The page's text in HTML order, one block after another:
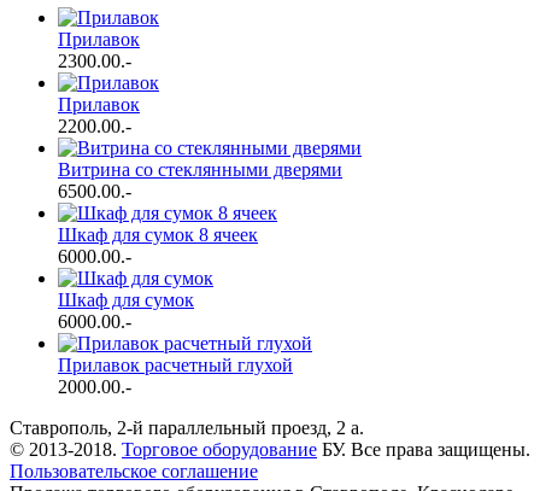
Прилавок
2300.00.-
Прилавок
2200.00.-
Витрина со стеклянными дверями
6500.00.-
Шкаф для сумок 8 ячеек
6000.00.-
Шкаф для сумок
6000.00.-
Прилавок расчетный глухой
2000.00.-
Ставрополь, 2-й параллельный проезд, 2 a.
© 2013-2018. Торговое оборудование БУ. Все права защищены.
Пользовательское соглашение